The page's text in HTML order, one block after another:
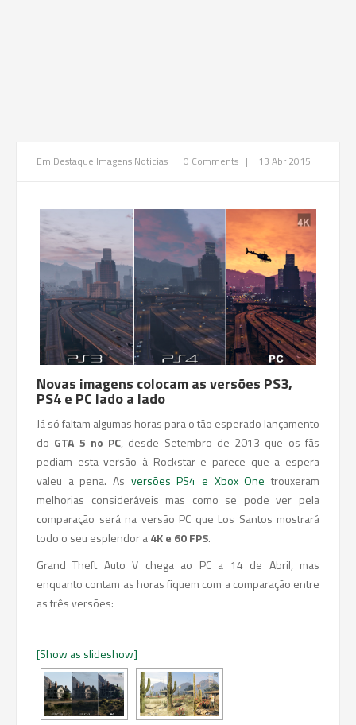
Em Destaque Imagens Noticias | 0 Comments | 13 Abr 2015
Novas imagens colocam as versões PS3,
PS4 e PC lado a lado
Já só faltam algumas horas para o tão esperado lançamento
do GTA 5 no PC, desde Setembro de 2013 que os fãs
pediam esta versão à Rockstar e parece que a espera
valeu a pena. As versões PS4 e Xbox One trouxeram
melhorias consideráveis mas como se pode ver pela
comparação será na versão PC que Los Santos mostrará
todo o seu esplendor a4K e 60 FPS.
Grand Theft Auto V chega ao PC a 14 de Abril, mas
enquanto contam as horas fiquem com a comparação entre
as três versões:
[Show as slideshow]